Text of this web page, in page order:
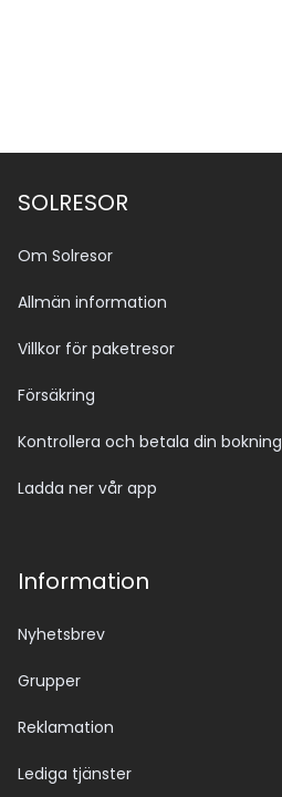
SOLRESOR
Om Solresor
Allmän information
Villkor för paketresor
Försäkring
Kontrollera och betala din bokning
Ladda ner vår app
Information
Nyhetsbrev
Grupper
Reklamation
Lediga tjänster